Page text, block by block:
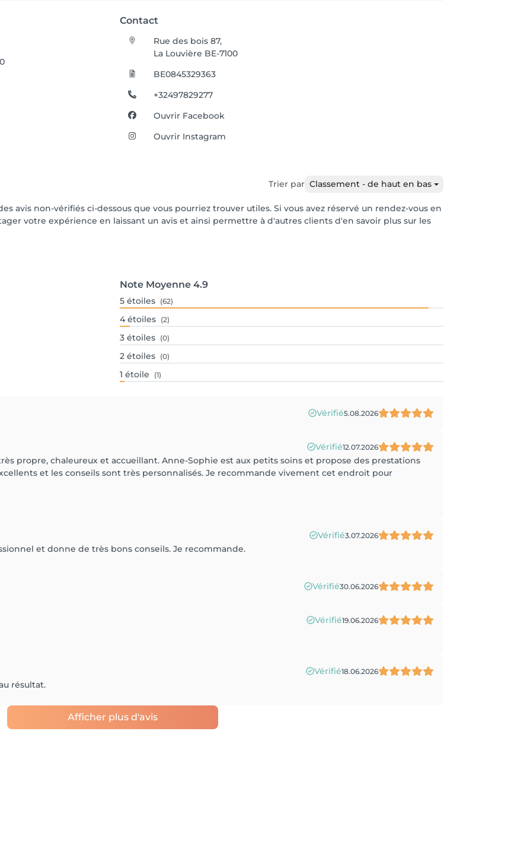
Contact
Rue des bois 87,
La Louvière BE-7100
BE0845329363
+32497829277
Ouvrir Facebook
Ouvrir Instagram
Trier par Classement - de haut en bas
avis non-vérifiés ci-dessous que vous pourriez trouver utiles. Si vous avez réservé un rendez-vous en
votre expérience en laissant un avis et ainsi permettre à d'autres clients d'en savoir plus sur les
Note Moyenne 4.9
5 étoiles (62)
4 étoiles (2)
3 étoiles (0)
2 étoiles (0)
1 étoile (1)
Vérifié5.08.2026
Vérifié12.07.2026
propre, chaleureux et accueillant. Anne-Sophie est aux petits soins et propose des prestations
et les conseils sont très personnalisés. Je recommande vivement cet endroit pour
Vérifié3.07.2026
et donne de très bons conseils. Je recommande.
Vérifié30.06.2026
Vérifié19.06.2026
Vérifié18.06.2026
résultat.
Afficher plus d'avis